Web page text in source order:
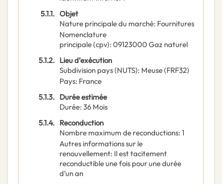
5.1.1. Objet
Nature principale du marché: Fournitures
Nomenclature
principale(cpv): 09123000 Gaz naturel
5.1.2. Lieu d’exécution
Subdivision pays (NUTS): Meuse(FRF32)
Pays: France
5.1.3. Durée estimée
Durée: 36 Mois
5.1.4. Reconduction
Nombre maximum de reconductions: 1
Autres informations sur le
renouvellement: Il est tacitement
reconductible une fois pour une durée
d’un an